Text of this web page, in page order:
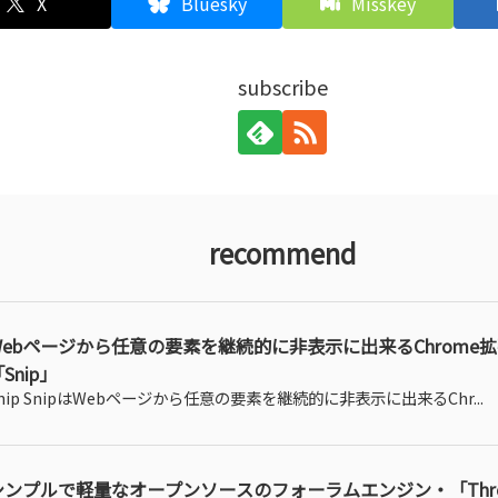
subscribe
recommend
ページから任意の要素を継続的に非表示に出来るChrome拡
」
SnipはWebページから任意の要素を継続的に非表示に出来るChr...
プルで軽量なオープンソースのフォーラムエンジン・「